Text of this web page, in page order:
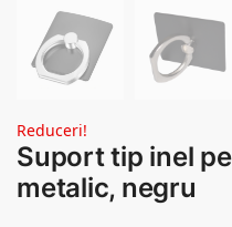
Reduceri!
Suport tip inel
metalic, negru